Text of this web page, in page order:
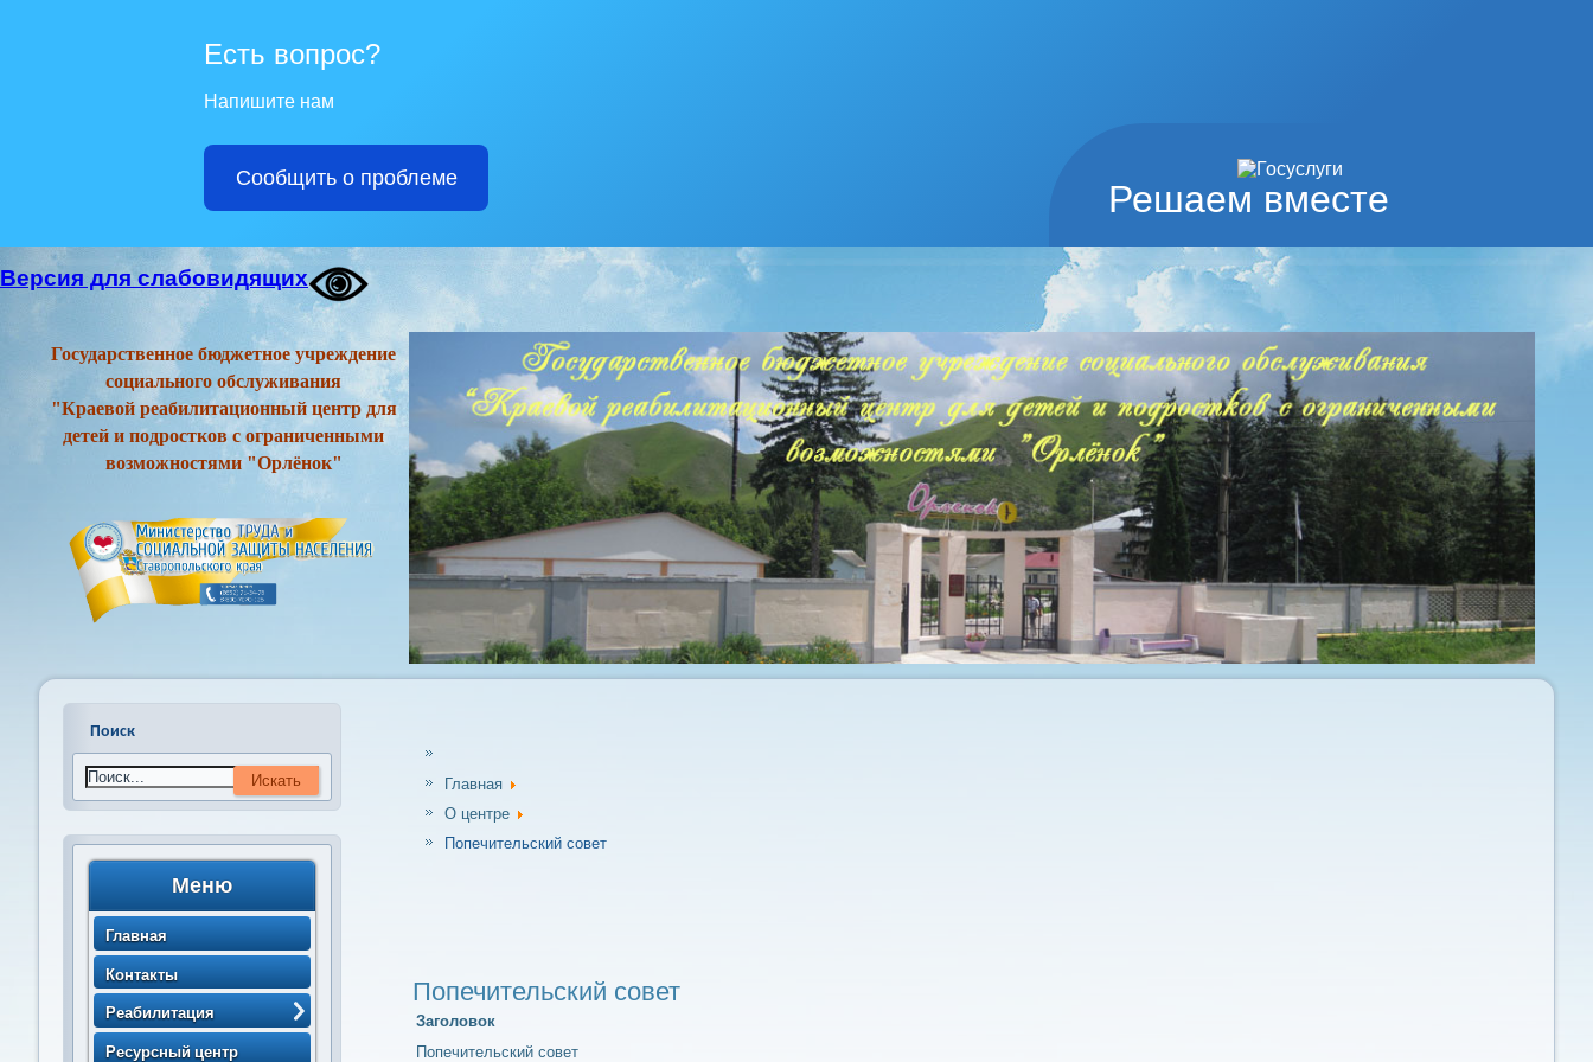
Решаем вместе
Есть вопрос?
Напишите нам
Сообщить о проблеме
Версия для слабовидящих
Государственное бюджетное учреждение
социального обслуживания
"Краевой реабилитационный центр для
детей и подростков с ограниченными
возможностями "Орлёнок"
Поиск
Меню
Главная
Контакты
Реабилитация
> Порядок направления
Ресурсный центр
Главная
О центре
Попечительский совет
Попечительский совет
Заголовок
Попечительский совет